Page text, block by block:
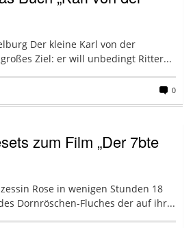
Der kleine Karl von der
Ziel: er will unbedingt Ritter...
0
zum Film „Der 7bte
Rose in wenigen Stunden 18
Dornröschen-Fluches der auf ihr...